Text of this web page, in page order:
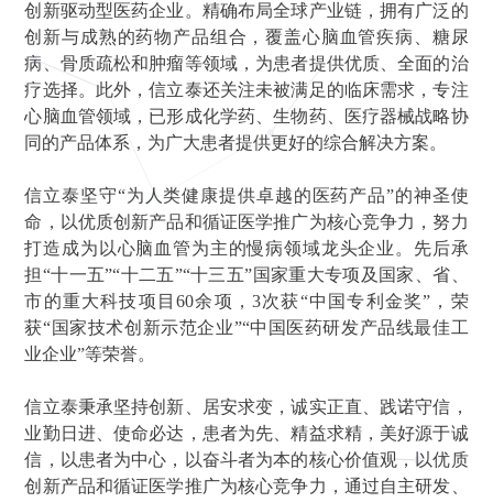
创新驱动型医药企业。精确布局全球产业链，拥有广泛的
创新与成熟的药物产品组合，覆盖心脑血管疾病、糖尿
病、骨质疏松和肿瘤等领域，为患者提供优质、全面的治
疗选择。此外，信立泰还关注未被满足的临床需求，专注
心脑血管领域，已形成化学药、生物药、医疗器械战略协
同的产品体系，为广大患者提供更好的综合解决方案。
信立泰坚守“为人类健康提供卓越的医药产品”的神圣使
命，以优质创新产品和循证医学推广为核心竞争力，努力
打造成为以心脑血管为主的慢病领域龙头企业。先后承
担“十一五”“十二五”“十三五”国家重大专项及国家、省、
市的重大科技项目60余项，3次获“中国专利金奖”，荣
获“国家技术创新示范企业”“中国医药研发产品线最佳工
业企业”等荣誉。
信立泰秉承坚持创新、居安求变，诚实正直、践诺守信，
业勤日进、使命必达，患者为先、精益求精，美好源于诚
信，以患者为中心，以奋斗者为本的核心价值观，以优质
创新产品和循证医学推广为核心竞争力，通过自主研发、